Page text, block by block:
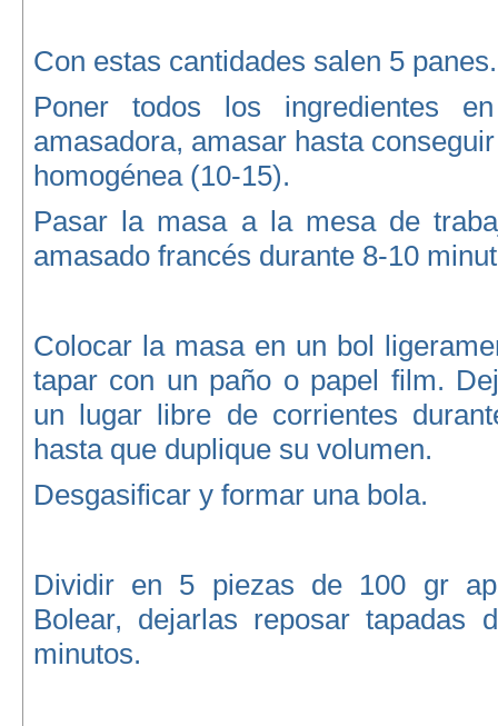
Con estas cantidades salen 5 panes.
Poner todos los ingredientes
amasadora, amasar hasta
homogénea (10-15).
Pasar la masa a la mesa de
amasado francés durante 8-10
Colocar la masa en un bol
tapar con un paño o papel film.
un lugar libre de corrientes
hasta que duplique su volumen.
Desgasificar y formar una bola.
Dividir en 5 piezas de 100 gr
Bolear, dejarlas reposar tapadas
minutos.